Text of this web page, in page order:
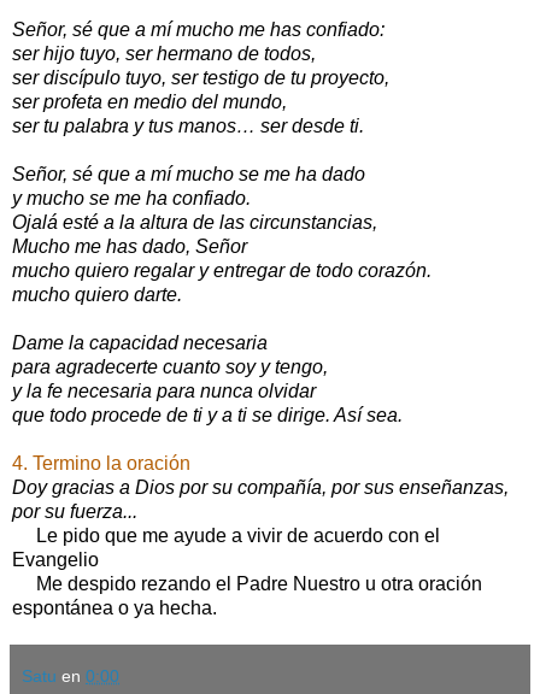
Señor, sé que a mí mucho me has confiado:
ser hijo tuyo, ser hermano de todos,
ser discípulo tuyo, ser testigo de tu proyecto,
ser profeta en medio del mundo,
ser tu palabra y tus manos… ser desde ti.
Señor, sé que a mí mucho se me ha dado
y mucho se me ha confiado.
Ojalá esté a la altura de las circunstancias,
Mucho me has dado, Señor
mucho quiero regalar y entregar de todo corazón.
mucho quiero darte.
Dame la capacidad necesaria
para agradecerte cuanto soy y tengo,
y la fe necesaria para nunca olvidar
que todo procede de ti y a ti se dirige. Así sea.
4. Termino la oración
Doy gracias a Dios por su compañía, por sus enseñanzas,
por su fuerza...
Le pido que me ayude a vivir de acuerdo con el
Evangelio
Me despido rezando el Padre Nuestro u otra oración
espontánea o ya hecha.
Satu en 0:00